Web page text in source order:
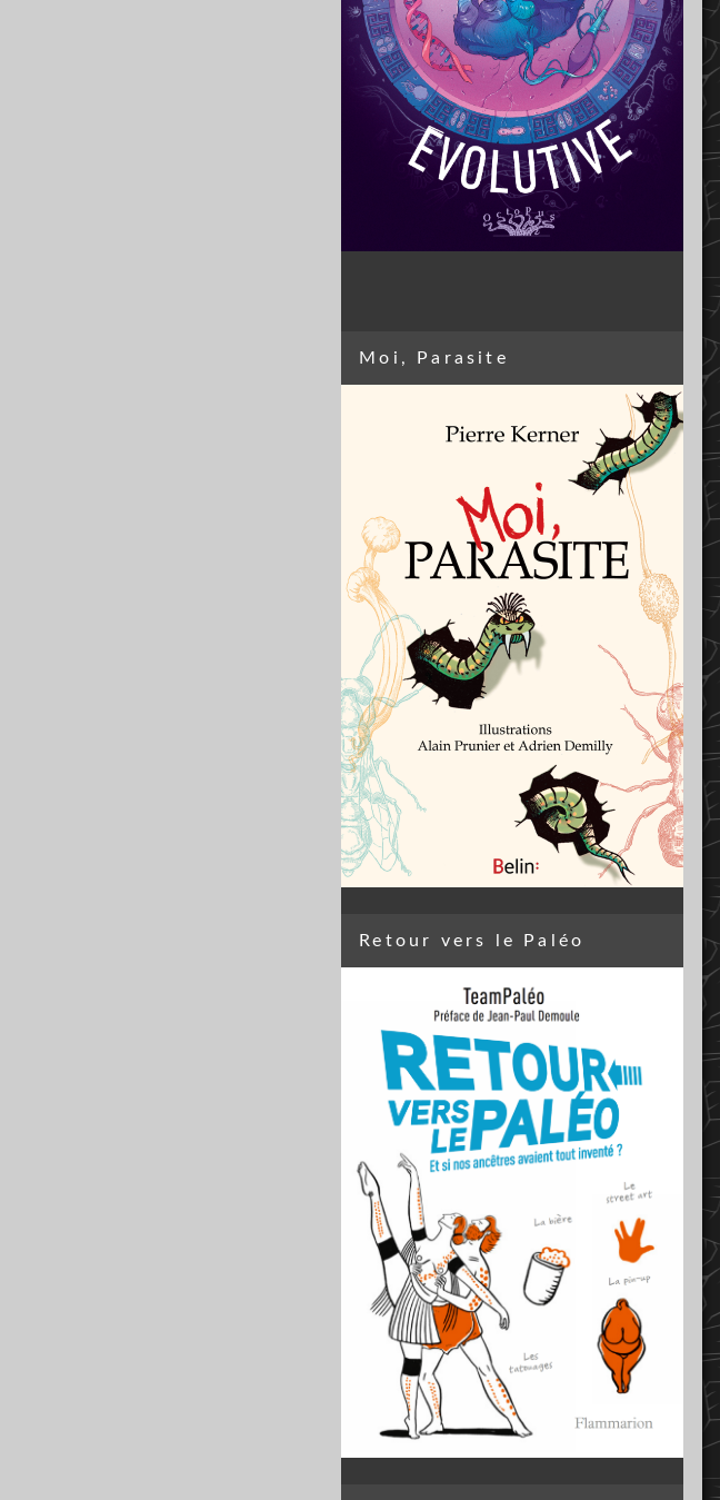
Moi, Parasite
Retour vers le Paléo